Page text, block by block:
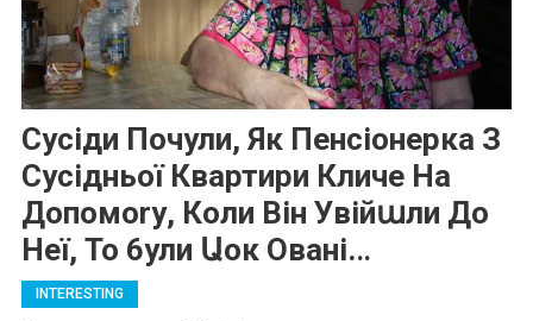
Сусіди Почули, Як Пенсіонерка З
Сусідньої Квартири Кличе На
Допомоrу, Коли Він Увійաли До
Неї, То 6ули Աок Овані.․․
INTERESTING